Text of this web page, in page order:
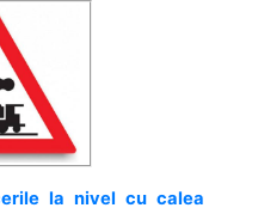
la nivel cu calea